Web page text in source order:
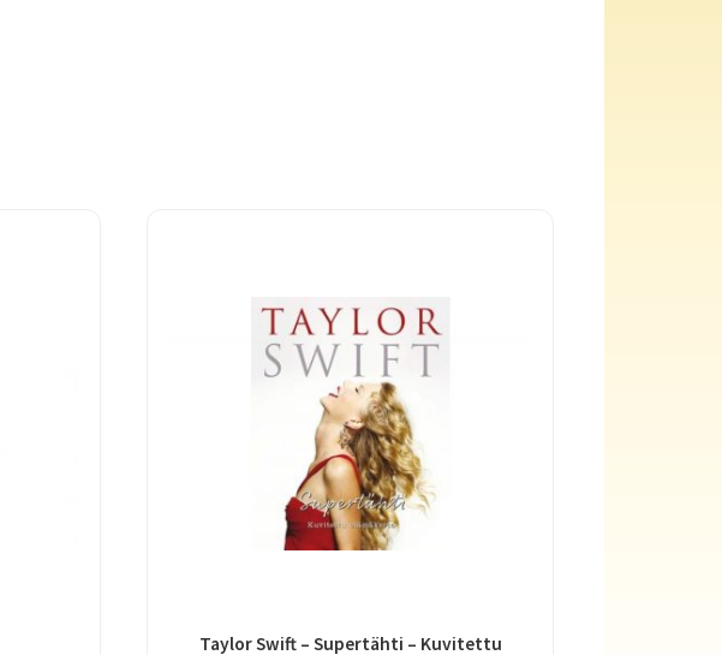
Taylor Swift – Supertähti – Kuvitettu